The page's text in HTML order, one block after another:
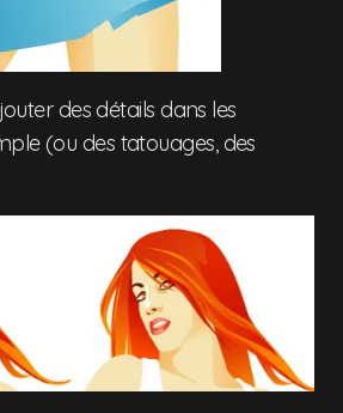
des détails dans les
(ou des tatouages, des